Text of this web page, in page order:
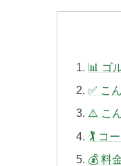
📊 ゴ
✅ こ
⚠️ こ
🏌️ コ
💰 料